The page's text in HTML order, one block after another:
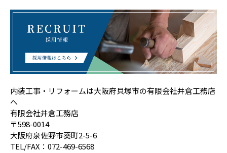
内装工事・リフォームは大阪府貝塚市の有限会社井倉工務店
へ
有限会社井倉工務店
〒598-0014
大阪府泉佐野市葵町2-5-6
TEL/FAX：072-469-6568